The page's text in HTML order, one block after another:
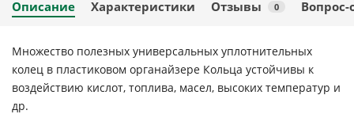
Описание Характеристики Отзывы 0 Вопрос-
Множество полезных универсальных уплотнительных
колец в пластиковом органайзере Кольца устойчивы к
воздействию кислот, топлива, масел, высоких температур и
др.